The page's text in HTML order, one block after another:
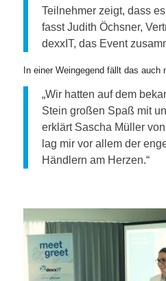
Teilnehmer zeigt, dass
fasst Judith Öchsner,
dexxIT, das Event
In einer Weingegend fällt das auch
„Wir hatten auf dem
Stein großen Spaß mit
erklärt Sascha Müller
lag mir vor allem der
Händlern am Herzen.“